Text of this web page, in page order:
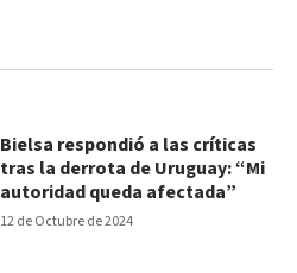
12 de Octubre de 2024
Bielsa respondió a las críticas
tras la derrota de Uruguay: “Mi
autoridad queda afectada”